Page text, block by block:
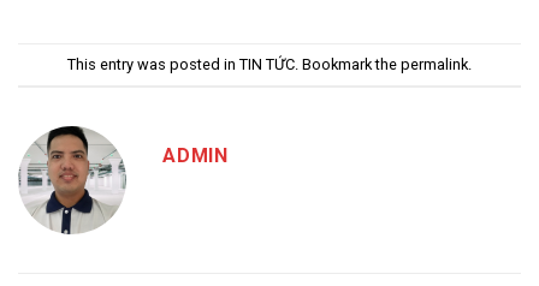
This entry was posted in TIN TỨC . Bookmark the permalink
ADMIN